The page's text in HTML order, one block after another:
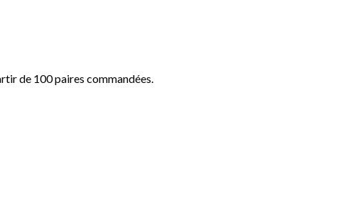
de 100 paires commandées.